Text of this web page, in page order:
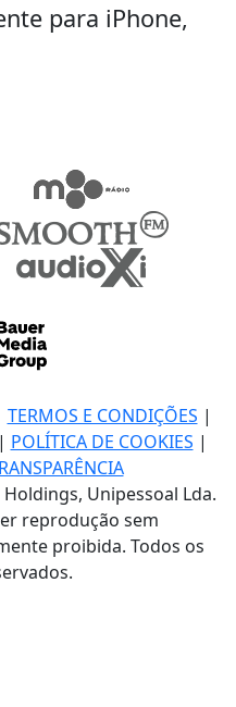
para iPhone,
TERMOS E CONDIÇÕES |
| POLÍTICA DE COOKIES |
Unipessoal Lda.
reprodução sem
proibida. Todos os